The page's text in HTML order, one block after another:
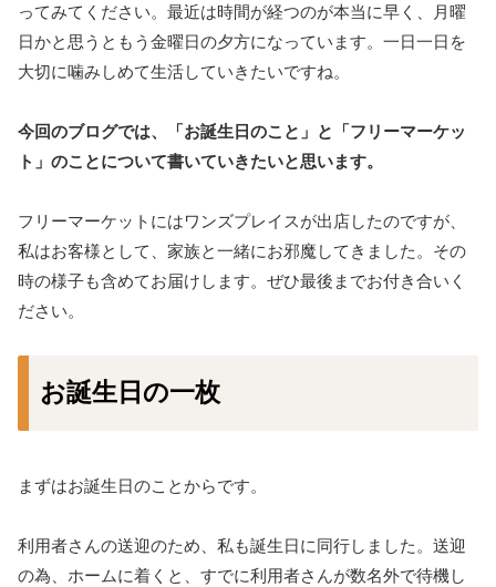
ってみてください。最近は時間が経つのが本当に早く、月曜
日かと思うともう金曜日の夕方になっています。一日一日を
大切に噛みしめて生活していきたいですね。
今回のブログでは、「お誕生日のこと」と「フリーマーケッ
ト」のことについて書いていきたいと思います。
フリーマーケットにはワンズプレイスが出店したのですが、
私はお客様として、家族と一緒にお邪魔してきました。その
時の様子も含めてお届けします。ぜひ最後までお付き合いく
ださい。
お誕生日の一枚
まずはお誕生日のことからです。
利用者さんの送迎のため、私も誕生日に同行しました。送迎
の為、ホームに着くと、すでに利用者さんが数名外で待機し